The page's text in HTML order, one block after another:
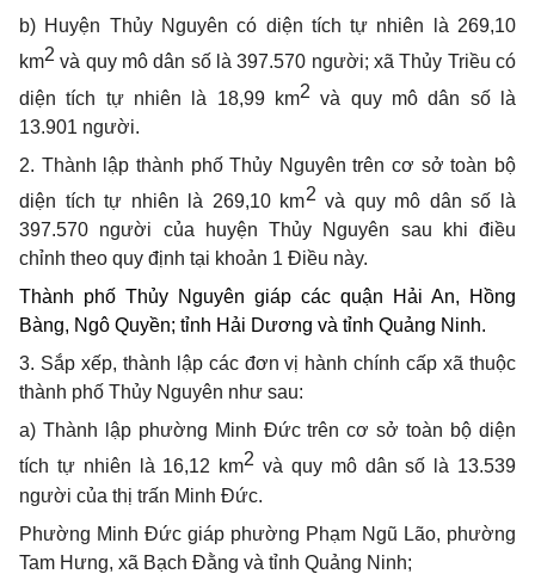
b) Huyện Thủy Nguyên có diện tích tự nhiên là 269,10
km2 và quy mô dân số là397.570 người; xã Thủy Triều có
diện tích tự nhiên là 18,99 km2 và quy mô dân số là
13.901 người.
2. Thành lập thành phố Thủy Nguyên trên cơ sở toàn bộ
diện tích tự nhiên là 269,10 km2 và quy mô dân số là
397.570 người của huyện Thủy Nguyên sau khi điều
chỉnh theo quy định tại khoản 1 Điều này.
Thành phố Thủy Nguyên giáp các quận Hải An, Hồng
Bàng, Ngô Quyền; tỉnh Hải Dương và tỉnh Quảng Ninh.
3. Sắp xếp, thành lập các đơn vị hành chính cấp xã thuộc
thành phố Thủy Nguyên như sau:
a) Thành lập phường Minh Đức trên cơ sở toàn bộ diện
tích tự nhiên là 16,12 km2 và quy mô dân số là 13.539
người của thị trấn Minh Đức.
Phường Minh Đức giáp phường Phạm Ngũ Lão, phường
Tam Hưng, xã Bạch Đằng và tỉnh Quảng Ninh;